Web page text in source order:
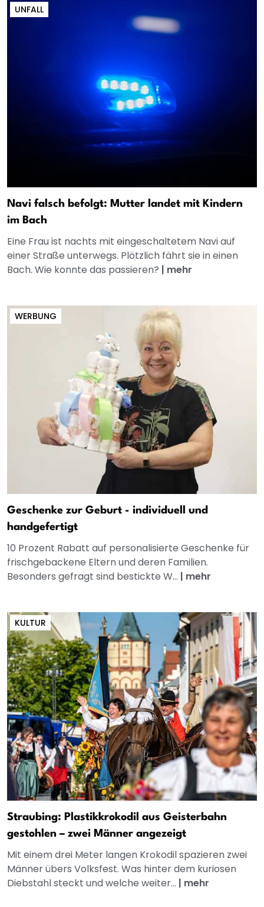
UNFALL
Navi falsch befolgt: Mutter landet mit Kindern
im Bach
Eine Frau ist nachts mit eingeschaltetem Navi auf
einer Straße unterwegs. Plötzlich fährt sie in einen
Bach. Wie konnte das passieren? | mehr
WERBUNG
Geschenke zur Geburt - individuell und
handgefertigt
10 Prozent Rabatt auf personalisierte Geschenke für
frischgebackene Eltern und deren Familien.
Besonders gefragt sind bestickte W... | mehr
KULTUR
Straubing: Plastikkrokodil aus Geisterbahn
gestohlen – zwei Männer angezeigt
Mit einem drei Meter langen Krokodil spazieren zwei
Männer übers Volksfest. Was hinter dem kuriosen
Diebstahl steckt und welche weiter... | mehr